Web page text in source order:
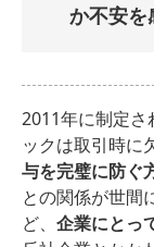
か不安を
2011年に制定さ
ックは取引時に
与を完璧に防ぐ
との関係が世間
ど、 企業にとっ